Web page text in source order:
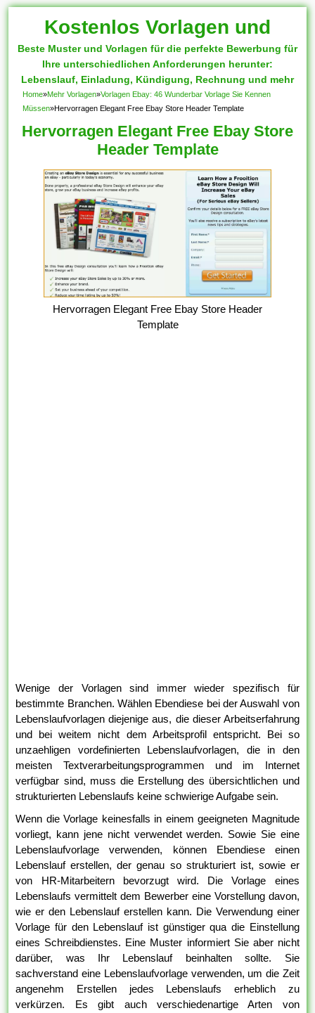
Kostenlos Vorlagen und
Muster
Beste Muster und Vorlagen für die perfekte Bewerbung für
Ihre unterschiedlichen Anforderungen herunter:
Lebenslauf, Einladung, Kündigung, Rechnung und mehr
Home»Mehr Vorlagen»Vorlagen Ebay: 46 Wunderbar Vorlage Sie Kennen
Müssen»Hervorragen Elegant Free Ebay Store Header Template
Hervorragen Elegant Free Ebay Store
Header Template
Hervorragen Elegant Free Ebay Store Header
Template
Wenige der Vorlagen sind immer wieder spezifisch für
bestimmte Branchen. Wählen Ebendiese bei der Auswahl von
Lebenslaufvorlagen diejenige aus, die dieser Arbeitserfahrung
und bei weitem nicht dem Arbeitsprofil entspricht. Bei so
unzaehligen vordefinierten Lebenslaufvorlagen, die in den
meisten Textverarbeitungsprogrammen und im Internet
verfügbar sind, muss die Erstellung des übersichtlichen und
strukturierten Lebenslaufs keine schwierige Aufgabe sein.
Wenn die Vorlage keinesfalls in einem geeigneten Magnitude
vorliegt, kann jene nicht verwendet werden. Sowie Sie eine
Lebenslaufvorlage verwenden, können Ebendiese einen
Lebenslauf erstellen, der genau so strukturiert ist, sowie er
von HR-Mitarbeitern bevorzugt wird. Die Vorlage eines
Lebenslaufs vermittelt dem Bewerber eine Vorstellung davon,
wie er den Lebenslauf erstellen kann. Die Verwendung einer
Vorlage für den Lebenslauf ist günstiger qua die Einstellung
eines Schreibdienstes. Eine Muster informiert Sie aber nicht
darüber, was Ihr Lebenslauf beinhalten sollte. Sie
sachverstand eine Lebenslaufvorlage verwenden, um die Zeit
angenehm Erstellen jedes Lebenslaufs erheblich zu
verkürzen. Es gibt auch verschiedenartige Arten von